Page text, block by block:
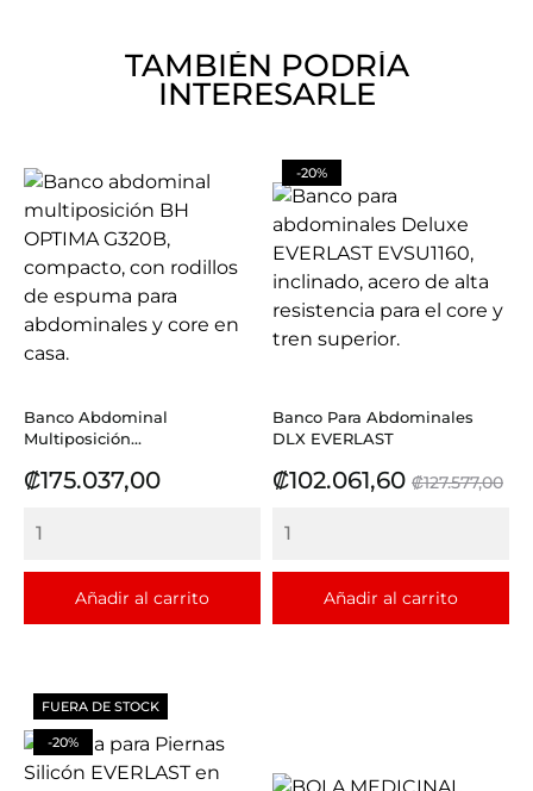
TAMBIÉN PODRÍA
INTERESARLE
Banco Abdominal
Multiposición...
Precio
₡175.037,00
Añadir al carrito
Banco Para Abdominales
DLX EVERLAST
Precio
₡102.061,60 Precio
₡127.577,00
Añadir al carrito
-20%
FUERA DE STOCK
-20%